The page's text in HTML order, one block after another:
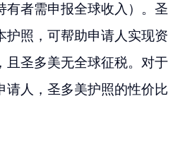
有者需申报全球收入）。圣
护照，可帮助申请人实现资
且圣多美无全球征税。对于
请人，圣多美护照的性价比